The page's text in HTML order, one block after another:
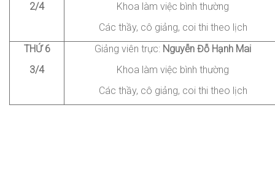
2/4
Khoa làm việc bình thường
Các thầy, cô giảng, coi thitheo lịch
THỨ6
3/4
Giảng viên trực: Nguyễn Đỗ Hạnh Mai
Khoa làm việc bình thường
Các thầy, cô giảng, coi thitheo lịch